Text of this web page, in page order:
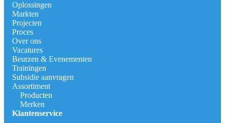
Oplossingen
Markten
Projecten
Proces
Over ons
Vacatures
Beurzen & Evenementen
Trainingen
Subsidie aanvragen
Assortiment
Producten
Merken
Klantenservice